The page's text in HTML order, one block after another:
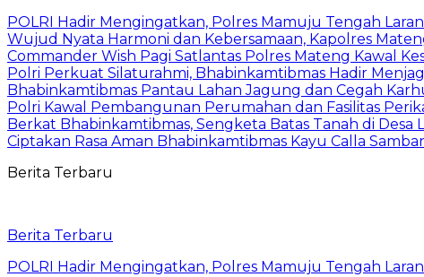
POLRI Hadir Mengingatkan, Polres Mamuju Tengah
Wujud Nyata Harmoni dan Kebersamaan, Kapolres
Commander Wish Pagi Satlantas Polres Mateng Kawal
Polri Perkuat Silaturahmi, Bhabinkamtibmas Hadir
Bhabinkamtibmas Pantau Lahan Jagung dan Cegah
Polri Kawal Pembangunan Perumahan dan Fasilitas
Berkat Bhabinkamtibmas, Sengketa Batas Tanah di Desa
Ciptakan Rasa Aman Bhabinkamtibmas Kayu Calla
Berita Terbaru
Berita Terbaru
POLRI Hadir Mengingatkan, Polres Mamuju Tengah